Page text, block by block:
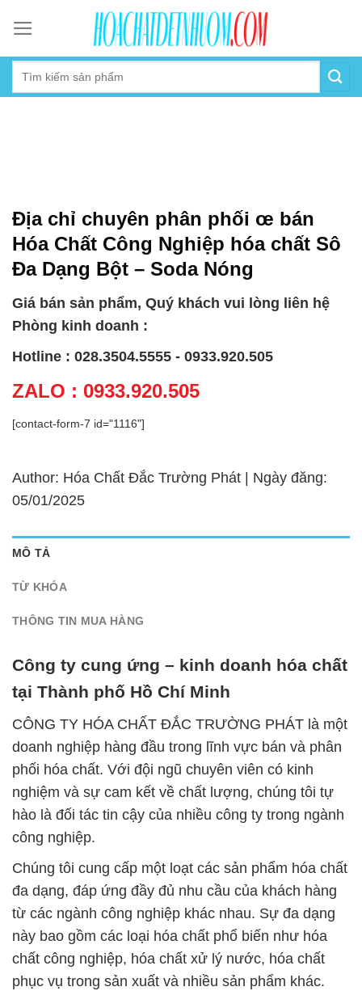
content
Địa chỉ chuyên phân phối œ bán
Hóa Chất Công Nghiệp hóa chất Sô
Đa Dạng Bột – Soda Nóng
Giá bán sản phẩm, Quý khách vui lòng liên hệ
Phòng kinh doanh :
Hotline : 028.3504.5555 - 0933.920.505
ZALO : 0933.920.505
[contact-form-7 id="1116"]
Author: Hóa Chất Đắc Trường Phát | Ngày đăng:
05/01/2025
MÔ TẢ
TỪ KHÓA
THÔNG TIN MUA HÀNG
Công ty cung ứng – kinh doanh hóa chất
tại Thành phố Hồ Chí Minh
CÔNG TY HÓA CHẤT ĐẮC TRƯỜNG PHÁT là một
doanh nghiệp hàng đầu trong lĩnh vực bán và phân
phối hóa chất. Với đội ngũ chuyên viên có kinh
nghiệm và sự cam kết về chất lượng, chúng tôi tự
hào là đối tác tin cậy của nhiều công ty trong ngành
công nghiệp.
Chúng tôi cung cấp một loạt các sản phẩm hóa chất
đa dạng, đáp ứng đầy đủ nhu cầu của khách hàng
từ các ngành công nghiệp khác nhau. Sự đa dạng
này bao gồm các loại hóa chất phổ biến như hóa
chất công nghiệp, hóa chất xử lý nước, hóa chất
phục vụ trong sản xuất và nhiều sản phẩm khác.